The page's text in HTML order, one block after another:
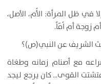
في ظل المرأة: الأُم، الأصل،
زوجة أم اُمّاً.
الشريف عن النبي(ص)؟
مع أصنام زمانه وطغاة
القوى… كان يرجع ليجد